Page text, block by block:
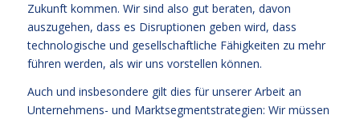
Zukunft kommen. Wir sind also gut beraten, davon
auszugehen, dass es Disruptionen geben wird, dass
technologische und gesellschaftliche Fähigkeiten zu mehr
führen werden, als wir uns vorstellen können.
Auch und insbesondere gilt dies für unserer Arbeit an
Unternehmens- und Marktsegmentstrategien: Wir müssen